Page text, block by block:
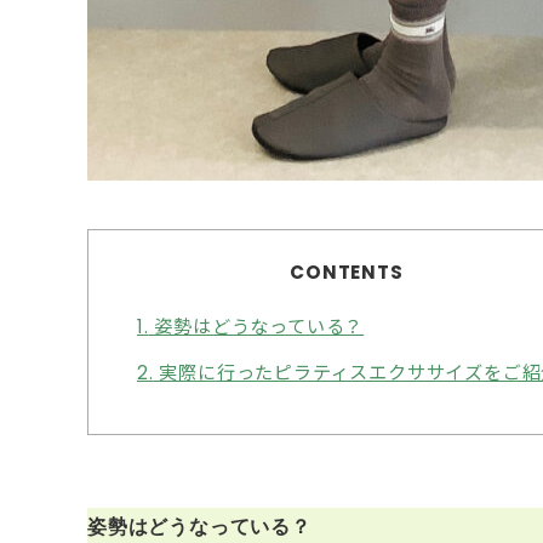
CONTENTS
1. 姿勢はどうなっている？
2. 実際に行ったピラティスエクササイズをご
姿勢はどうなっている？